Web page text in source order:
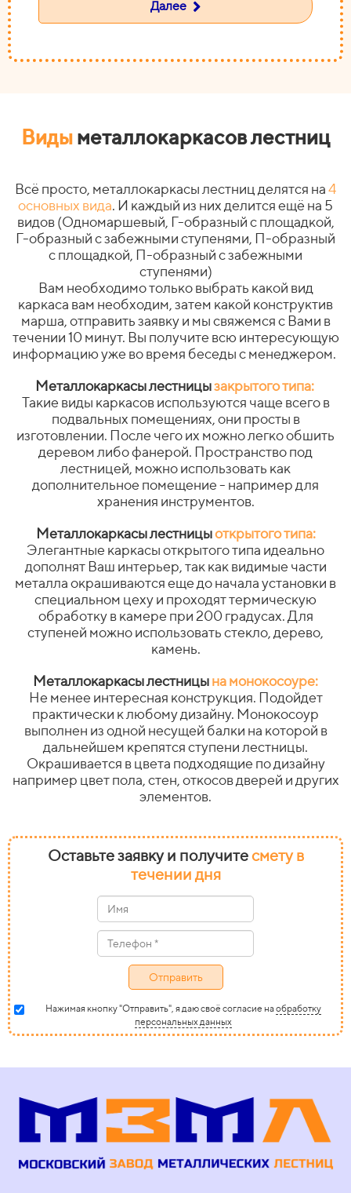
Далее
Видыметаллокаркасов лестниц
Всё просто, металлокаркасы лестниц делятся на4
основных вида. И каждый из них делится ещё на 5
видов (Одномаршевый, Г-образный с площадкой,
Г-образный с забежными ступенями, П-образный
с площадкой, П-образный с забежными
ступенями)
Вам необходимо только выбрать какой вид
каркаса вам необходим, затем какой конструктив
марша, отправить заявку и мы свяжемся с Вами в
течении 10 минут. Вы получите всю интересующую
информацию уже во время беседы с менеджером.
Металлокаркасы лестницызакрытого типа:
Такие виды каркасов используются чаще всего в
подвальных помещениях, они просты в
изготовлении. После чего их можно легко обшить
деревом либо фанерой. Пространство под
лестницей, можно использовать как
дополнительное помещение - например для
хранения инструментов.
Металлокаркасы лестницыоткрытого типа:
Элегантные каркасы открытого типа идеально
дополнят Ваш интерьер, так как видимые части
металла окрашиваются еще до начала установки в
специальном цеху и проходят термическую
обработку в камере при 200 градусах. Для
ступеней можно использовать стекло, дерево,
камень.
Металлокаркасы лестницына монокосоуре:
Не менее интересная конструкция. Подойдет
практически к любому дизайну. Монокосоур
выполнен из одной несущей балки на которой в
дальнейшем крепятся ступени лестницы.
Окрашивается в цвета подходящие по дизайну
например цвет пола, стен, откосов дверей и других
элементов.
Оставьте заявку и получитесмету в
течении дня
Отправить
Нажимая кнопку "Отправить", я даю своё согласие наобработку
персональных данных